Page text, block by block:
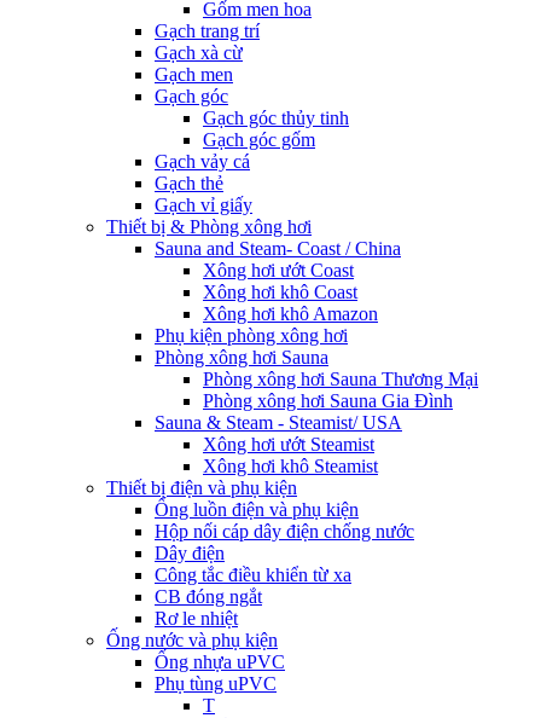
Gốm men hoa
Gạch trang trí
Gạch xà cừ
Gạch men
Gạch góc
Gạch góc thủy tinh
Gạch góc gốm
Gạch vảy cá
Gạch thẻ
Gạch vỉ giấy
Thiết bị & Phòng xông hơi
Sauna and Steam- Coast / China
Xông hơi ướt Coast
Xông hơi khô Coast
Xông hơi khô Amazon
Phụ kiện phòng xông hơi
Phòng xông hơi Sauna
Phòng xông hơi Sauna Thương Mại
Phòng xông hơi Sauna Gia Đình
Sauna & Steam - Steamist/ USA
Xông hơi ướt Steamist
Xông hơi khô Steamist
Thiết bị điện và phụ kiện
Ống luồn điện và phụ kiện
Hộp nối cáp dây điện chống nước
Dây điện
Công tắc điều khiển từ xa
CB đóng ngắt
Rơ le nhiệt
Ống nước và phụ kiện
Ống nhựa uPVC
Phụ tùng uPVC
T